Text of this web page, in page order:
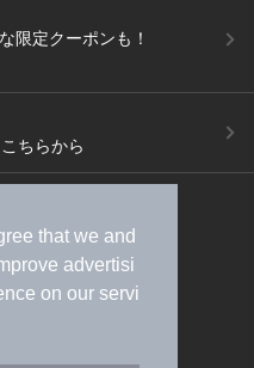
that we and
advertisi
on our servi
限定クーポンも！
ちらから
広告出稿のご案内
MEMBERS+規約
ヘルプ
採用情報